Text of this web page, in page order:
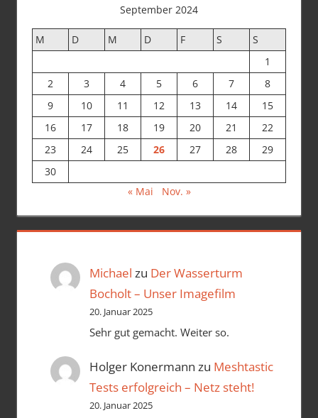
September 2024
M D M D F S
S
1
2
3 4 5 6 7
8
9
10 11 12 13 14
15
16
17 18 19 20 21
22
23
24 25 26 27 28
29
30
« Mai
Nov. »
Michael zu Der Wasserturm
Bocholt – Unser Imagefilm
20. Januar 2025
Sehr gut gemacht. Weiter so.
Holger Konermann zu Meshtastic
Tests erfolgreich – Netz steht!
20. Januar 2025